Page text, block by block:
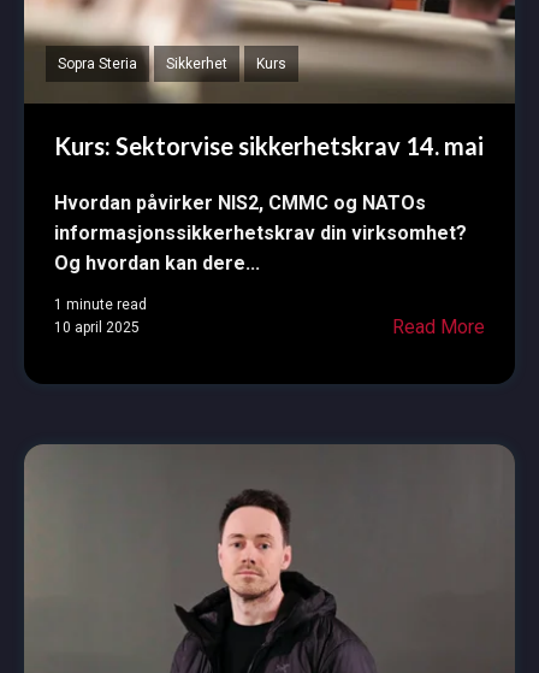
Sopra Steria Sikkerhet Kurs
Kurs: Sektorvise sikkerhetskrav 14. mai
Hvordan påvirker NIS2, CMMC og NATOs
informasjonssikkerhetskrav din virksomhet?
Og hvordan kan dere...
1 minute read
10 april 2025
Read More